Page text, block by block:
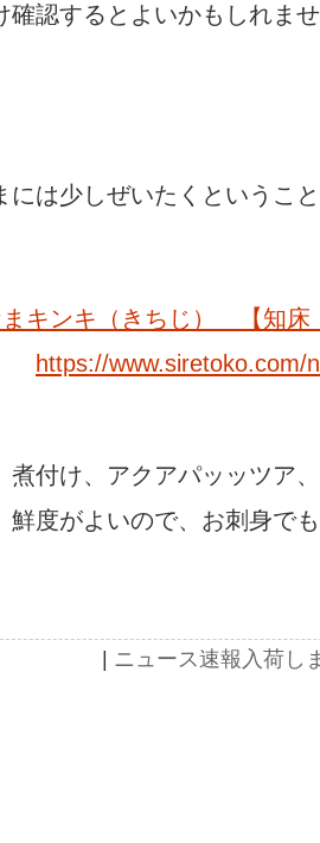
確認するとよいかもしれま
には少しぜいたくというこ
キンキ（きちじ） 【知床
https://www.siretoko.com/
、アクアパッッツア
よいので、お刺身でも
| ニュース速報 入荷し